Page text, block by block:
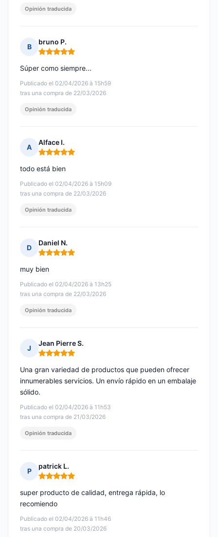
Opinión traducida
B
bruno P.
Nota: 5 de 5
Publicado el 02/04/2026 à 15h59
tras una compra de 22/03/2026
Súper como siempre...
Opinión traducida
A
Alface I.
Nota: 5 de 5
Publicado el 02/04/2026 à 15h09
tras una compra de 22/03/2026
todo está bien
Opinión traducida
D
Daniel N.
Nota: 5 de 5
Publicado el 02/04/2026 à 13h25
tras una compra de 22/03/2026
muy bien
Opinión traducida
J
Jean Pierre S.
Nota: 5 de 5
Publicado el 02/04/2026 à 11h53
tras una compra de 21/03/2026
Una gran variedad de productos que pueden ofrecer
innumerables servicios. Un envío rápido en un embalaje
sólido.
Opinión traducida
P
patrick L.
Nota: 5 de 5
Publicado el 02/04/2026 à 11h46
tras una compra de 20/03/2026
super producto de calidad, entrega rápida, lo
recomiendo